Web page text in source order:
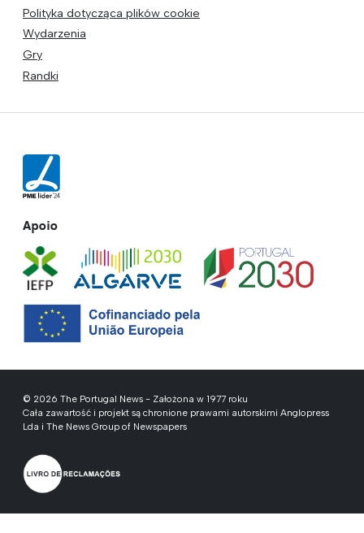
Polityka dotycząca plików cookie
Wydarzenia
Gry
Randki
Apoio
© 2026 The Portugal News - Założona w 1977 roku
Cała zawartość i projekt są chronione prawami autorskimi Anglopress
Lda i The News Group of Newspapers